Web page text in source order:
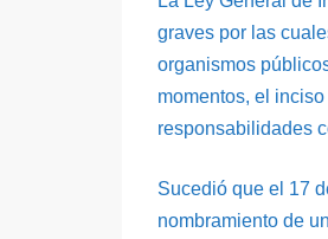
graves por las
organismos
momentos, el
responsabilidades
Sucedió que el 17
nombramiento de